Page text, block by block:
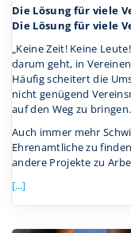
Die Lösung für viele
Die Lösung für viele
„Keine Zeit! Keine
darum geht, in
Häufig scheitert die
nicht genügend
auf den Weg zu bringen.
Auch immer mehr
Ehrenamtliche zu
andere Projekte zu
[...]